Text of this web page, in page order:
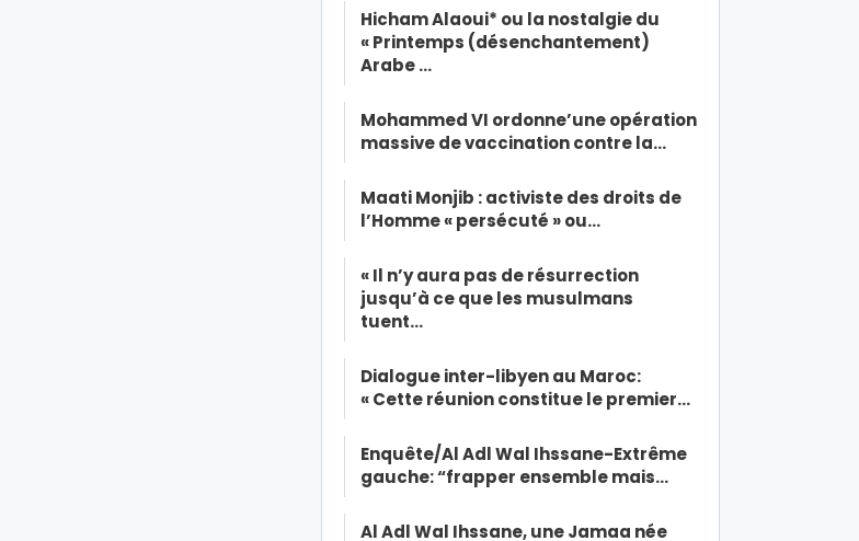
Hicham Alaoui* ou la nostalgie du
« Printemps (désenchantement)
Arabe …
Mohammed VI ordonne’une opération
massive de vaccination contre la…
Maati Monjib : activiste des droits de
l’Homme « persécuté » ou…
« Il n’y aura pas de résurrection
jusqu’à ce que les musulmans
tuent…
Dialogue inter-libyen au Maroc:
« Cette réunion constitue le premier…
Enquête/Al Adl Wal Ihssane-Extrême
gauche: “frapper ensemble mais…
Al Adl Wal Ihssane, une Jamaa née